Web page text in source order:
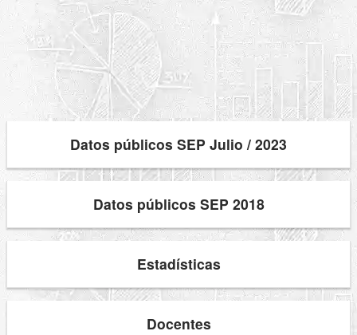
Datos públicos SEP Julio / 2023
Datos públicos SEP 2018
Estadísticas
Docentes